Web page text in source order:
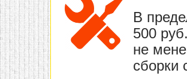
В
500
не
сборки